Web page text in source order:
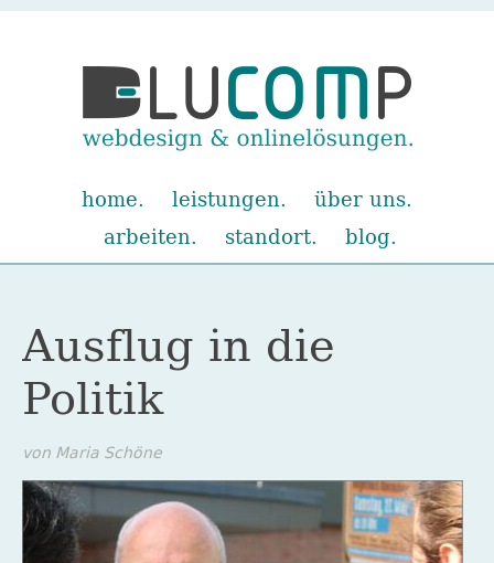
Navigation
überspringen
home leistungen
über uns
arbeiten
standort blog
Ausflug in die
Politik
von Maria Schöne